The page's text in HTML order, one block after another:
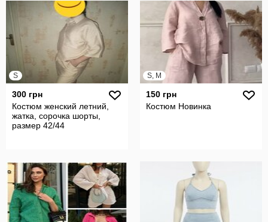
S
300 грн
Костюм женский летний,
жатка, сорочка шорты,
размер 42/44
S, M
150 грн
Костюм Новинка